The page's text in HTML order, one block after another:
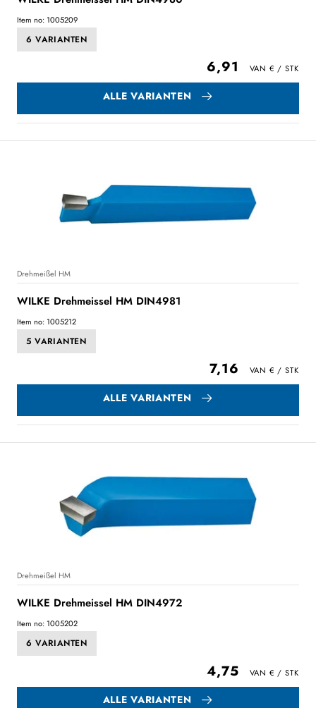
Item no: 1005209
6 VARIANTEN
6,91
ALLE VARIANTEN
Drehmeißel HM
WILKE Drehmeissel HM DIN4981
Item no: 1005212
5 VARIANTEN
7,16
ALLE VARIANTEN
Drehmeißel HM
WILKE Drehmeissel HM DIN4972
Item no: 1005202
6 VARIANTEN
4,75
ALLE VARIANTEN